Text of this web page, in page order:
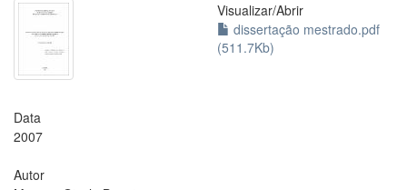
Visualizar/Abrir
dissertação mestrado.pdf
(511.7Kb)
Data
2007
Autor